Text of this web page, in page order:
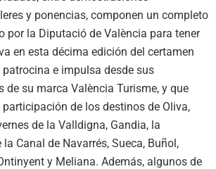
y ponencias, componen un completo
por la Diputació de València para tener
en esta décima edición del certamen
e impulsa desde sus
de su marca València Turisme, y que
de los destinos de Oliva,
de la Valldigna, Gandia, la
Canal de Navarrés, Sueca, Buñol,
y Meliana. Además, algunos de